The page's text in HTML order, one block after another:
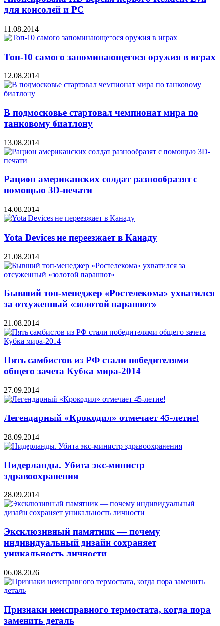
для консолей и PC
11.08.2014
Топ-10 самого запоминающегося оружия в играх
12.08.2014
В подмосковье стартовал чемпионат мира по
танковому биатлону
13.08.2014
Рацион американских солдат разнообразят с
помощью 3D-печати
14.08.2014
Yota Devices не переезжает в Канаду
21.08.2014
Бывший топ-менеджер «Ростелекома» ухватился
за отсуженный «золотой парашют»
21.08.2014
Пять самбистов из РФ стали победителями
общего зачета Кубка мира-2014
27.09.2014
Легендарный «Крокодил» отмечает 45-летие!
28.09.2014
Нидерланды. Убита экс-министр
здравоохранения
28.09.2014
Эксклюзивный памятник — почему
индивидуальный дизайн сохраняет
уникальность личности
06.08.2026
Признаки неисправного термостата, когда пора
заменить деталь